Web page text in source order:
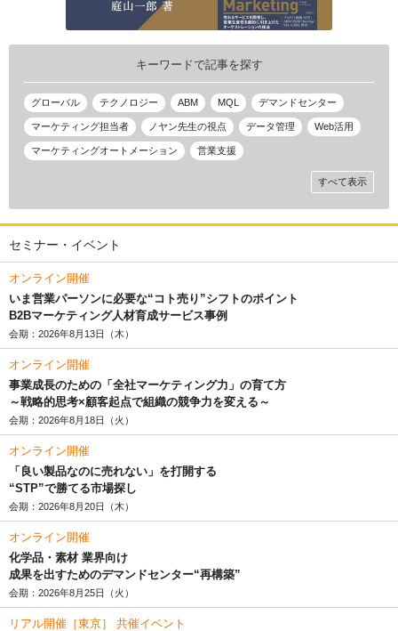
キーワードで記事を探す
グローバル テクノロジー ABM MQL デマンドセンター
マーケティング担当者 ノヤン先生の視点 データ管理 Web活用
マーケティングオートメーション 営業支援
すべて表示
セミナー・イベント
オンライン開催
いま営業パーソンに必要な“コト売り”シフトのポイント
B2Bマーケティング人材育成サービス事例
会期：2026年8月13日（木）
オンライン開催
事業成長のための「全社マーケティング力」の育て方
～戦略的思考×顧客起点で組織の競争力を変える～
会期：2026年8月18日（火）
オンライン開催
「良い製品なのに売れない」を打開する
“STP”で勝てる市場探し
会期：2026年8月20日（木）
オンライン開催
化学品・素材 業界向け
成果を出すためのデマンドセンター“再構築”
会期：2026年8月25日（火）
リアル開催［東京］ 共催イベント